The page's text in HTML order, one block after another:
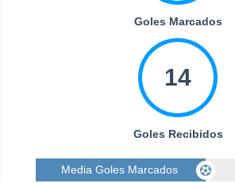
Goles Marcados
14
Goles Recibidos
Media Goles Marcados